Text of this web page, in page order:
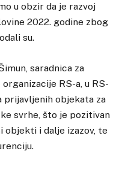
u obzir da je razvoj
2022. godine zbog
su.
saradnica za
RS-a, u RS-
objekata za
svrhe, što je pozitivan
objekti i dalje izazov, te